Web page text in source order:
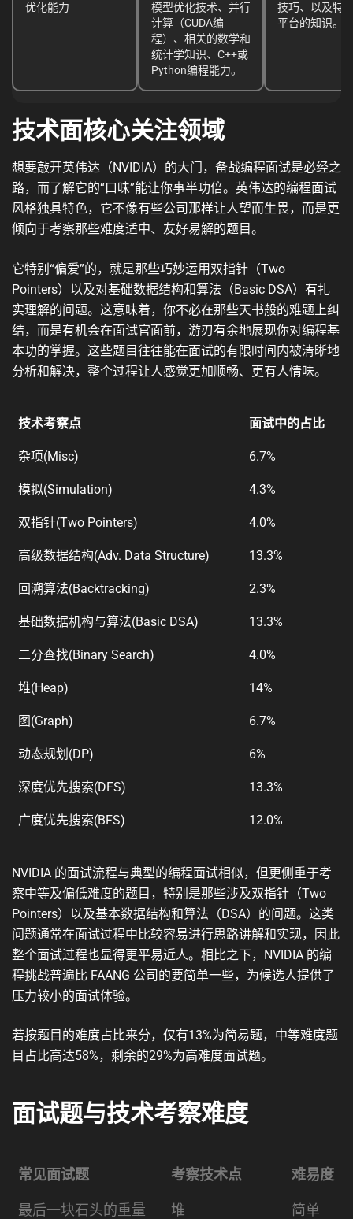
优化能力
模型优化技术、并行
计算（CUDA编
程）、相关的数学和
统计学知识、C++或
Python编程能力。
技巧、以及特
平台的知识。
技术面核心关注领域
想要敲开英伟达（NVIDIA）的大门，备战编程面试是必经之
路，而了解它的“口味”能让你事半功倍。英伟达的编程面试
风格独具特色，它不像有些公司那样让人望而生畏，而是更
倾向于考察那些难度适中、友好易解的题目。
它特别“偏爱”的，就是那些巧妙运用双指针（Two
Pointers）以及对基础数据结构和算法（Basic DSA）有扎
实理解的问题。这意味着，你不必在那些天书般的难题上纠
结，而是有机会在面试官面前，游刃有余地展现你对编程基
本功的掌握。这些题目往往能在面试的有限时间内被清晰地
分析和解决，整个过程让人感觉更加顺畅、更有人情味。
技术考察点
面试中的占比
技术考察点
面试中的占比
杂项(Misc) 6.7%
模拟(Simulation) 4.3%
双指针(Two Pointers) 4.0%
高级数据结构(Adv. Data Structure) 13.3%
回溯算法(Backtracking) 2.3%
基础数据机构与算法(Basic DSA) 13.3%
二分查找(Binary Search) 4.0%
堆(Heap) 14%
图(Graph) 6.7%
动态规划(DP) 6%
深度优先搜索(DFS) 13.3%
广度优先搜索(BFS) 12.0%
NVIDIA 的面试流程与典型的编程面试相似，但更侧重于考
察中等及偏低难度的题目，特别是那些涉及双指针（Two
Pointers）以及基本数据结构和算法（DSA）的问题。这类
问题通常在面试过程中比较容易进行思路讲解和实现，因此
整个面试过程也显得更平易近人。相比之下，NVIDIA 的编
程挑战普遍比 FAANG 公司的要简单一些，为候选人提供了
压力较小的面试体验。
若按题目的难度占比来分，仅有13%为简易题，中等难度题
目占比高达58%，剩余的29%为高难度面试题。
面试题与技术考察难度
常见面试题 考察技术点
难易度
常见面试题
考察技术点 难易度
最后一块石头的重量 堆 简单